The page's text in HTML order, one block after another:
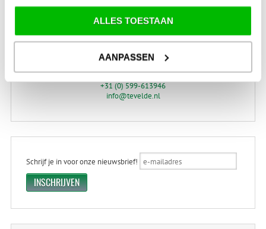
ALLES TOESTAAN
AANPASSEN
*) Voor grotere pakketverzendingen en bijzondere (buitenland) bestemmingen kunnen
Kijk hier voor de ruilen-retourneren procedure
Waar is ons bedrijf gevestigd?
Nieuw Buinen (Stadskanaal)
+31 (0) 599-613946
info@tevelde.nl
Schrijf je in voor onze nieuwsbrief!